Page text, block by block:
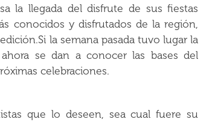
la llegada del disfrute de sus fiestas
conocidos y disfrutados de la región,
la semana pasada tuvo lugar la
se dan a conocer las bases del
celebraciones.
que lo deseen, sea cual fuere su